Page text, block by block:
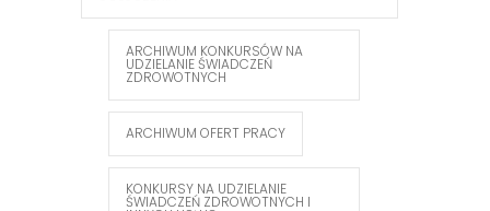
ARCHIWUM KONKURSÓW NA
UDZIELANIE ŚWIADCZEŃ
ZDROWOTNYCH
ARCHIWUM OFERT PRACY
KONKURSY NA UDZIELANIE
ŚWIADCZEŃ ZDROWOTNYCH I